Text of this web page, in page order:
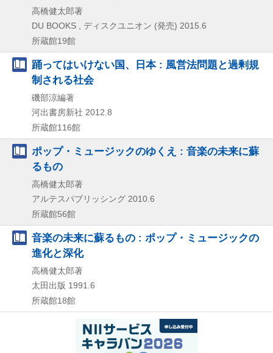
高橋健太郎著
DU BOOKS , ディスクユニオン (発売) 2015.6
所蔵館19館
踊ってはいけない国、日本 : 風営法問題と過剰規
制される社会
磯部涼編著
河出書房新社 2012.8
所蔵館116館
ポップ・ミュージックのゆくえ : 音楽の未来に蘇
るもの
高橋健太郎著
アルテスパブリッシング 2010.6
所蔵館56館
音楽の未来に蘇るもの : ポップ・ミュージックの
進化と深化
高橋健太郎著
太田出版 1991.6
所蔵館18館